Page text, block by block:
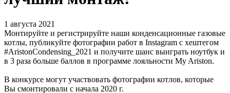
1 августа 2021
Монтируйте и регистрируйте наши конденсационные газовые
котлы, публикуйте фотографии работ в Instagram с хештегом
#AristonCondensing_2021 и получите шанс выиграть ноутбук и
в 3 раза больше баллов в программе лояльности My Ariston.
В конкурсе могут участвовать фотографии котлов, которые
Вы смонтировали с начала 2020 г.